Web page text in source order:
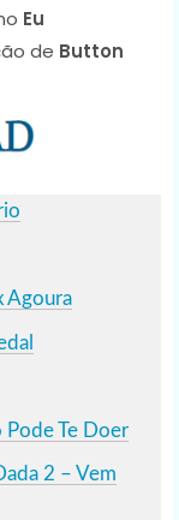
Eu
de Button
Agoura
Pode Te Doer
2 – Vem